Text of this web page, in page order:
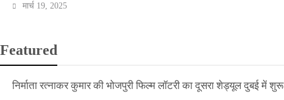
मार्च 19, 2025
Featured
निर्माता रत्नाकर कुमार की भोजपुरी फिल्म लॉटरी का दूसरा शेड्यूल दुबई में शुरू